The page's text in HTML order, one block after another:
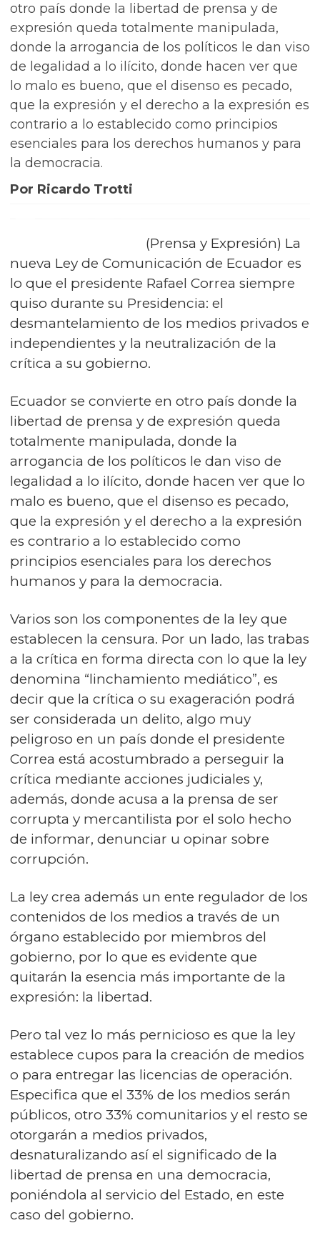
otro país donde la libertad de prensa y de
expresión queda totalmente manipulada,
donde la arrogancia de los políticos le dan viso
de legalidad a lo ilícito, donde hacen ver que
lo malo es bueno, que el disenso es pecado,
que la expresión y el derecho a la expresión es
contrario a lo establecido como principios
esenciales para los derechos humanos y para
la democracia.
Por Ricardo Trotti
(Prensa y Expresión) La
nueva Ley de Comunicación de Ecuador es
lo que el presidente Rafael Correa siempre
quiso durante su Presidencia: el
desmantelamiento de los medios privados e
independientes y la neutralización de la
crítica a su gobierno.
Ecuador se convierte en otro país donde la
libertad de prensa y de expresión queda
totalmente manipulada, donde la
arrogancia de los políticos le dan viso de
legalidad a lo ilícito, donde hacen ver que lo
malo es bueno, que el disenso es pecado,
que la expresión y el derecho a la expresión
es contrario a lo establecido como
principios esenciales para los derechos
humanos y para la democracia.
Varios son los componentes de la ley que
establecen la censura. Por un lado, las trabas
a la crítica en forma directa con lo que la ley
denomina “linchamiento mediático”, es
decir que la crítica o su exageración podrá
ser considerada un delito, algo muy
peligroso en un país donde el presidente
Correa está acostumbrado a perseguir la
crítica mediante acciones judiciales y,
además, donde acusa a la prensa de ser
corrupta y mercantilista por el solo hecho
de informar, denunciar u opinar sobre
corrupción.
La ley crea además un ente regulador de los
contenidos de los medios a través de un
órgano establecido por miembros del
gobierno, por lo que es evidente que
quitarán la esencia más importante de la
expresión: la libertad.
Pero tal vez lo más pernicioso es que la ley
establece cupos para la creación de medios
o para entregar las licencias de operación.
Especifica que el 33% de los medios serán
públicos, otro 33% comunitarios y el resto se
otorgarán a medios privados,
desnaturalizando así el significado de la
libertad de prensa en una democracia,
poniéndola al servicio del Estado, en este
caso del gobierno.